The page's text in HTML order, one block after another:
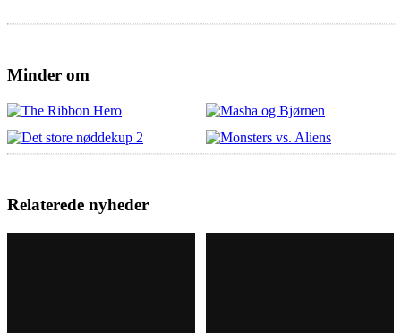
Minder om
Relaterede nyheder